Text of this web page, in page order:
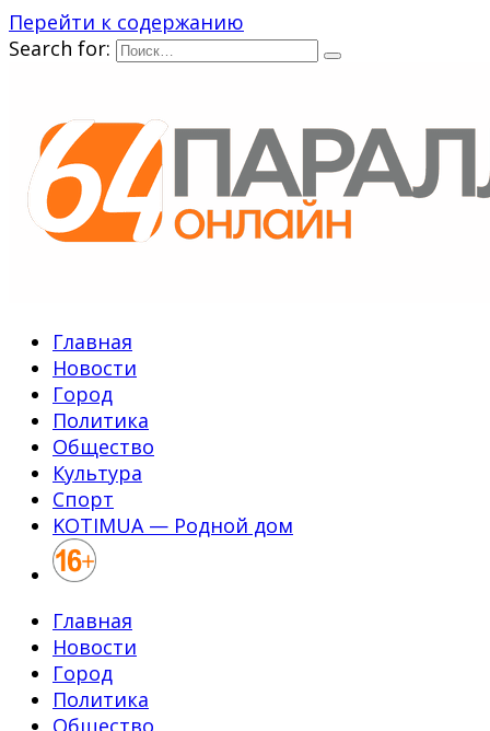
Перейти к содержанию
Search for:
Главная
Новости
Город
Политика
Общество
Культура
Спорт
KOTIMUA — Родной дом
Главная
Новости
Город
Политика
Общество